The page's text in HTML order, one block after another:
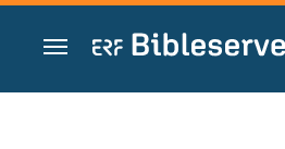
Zum Inhalt springen